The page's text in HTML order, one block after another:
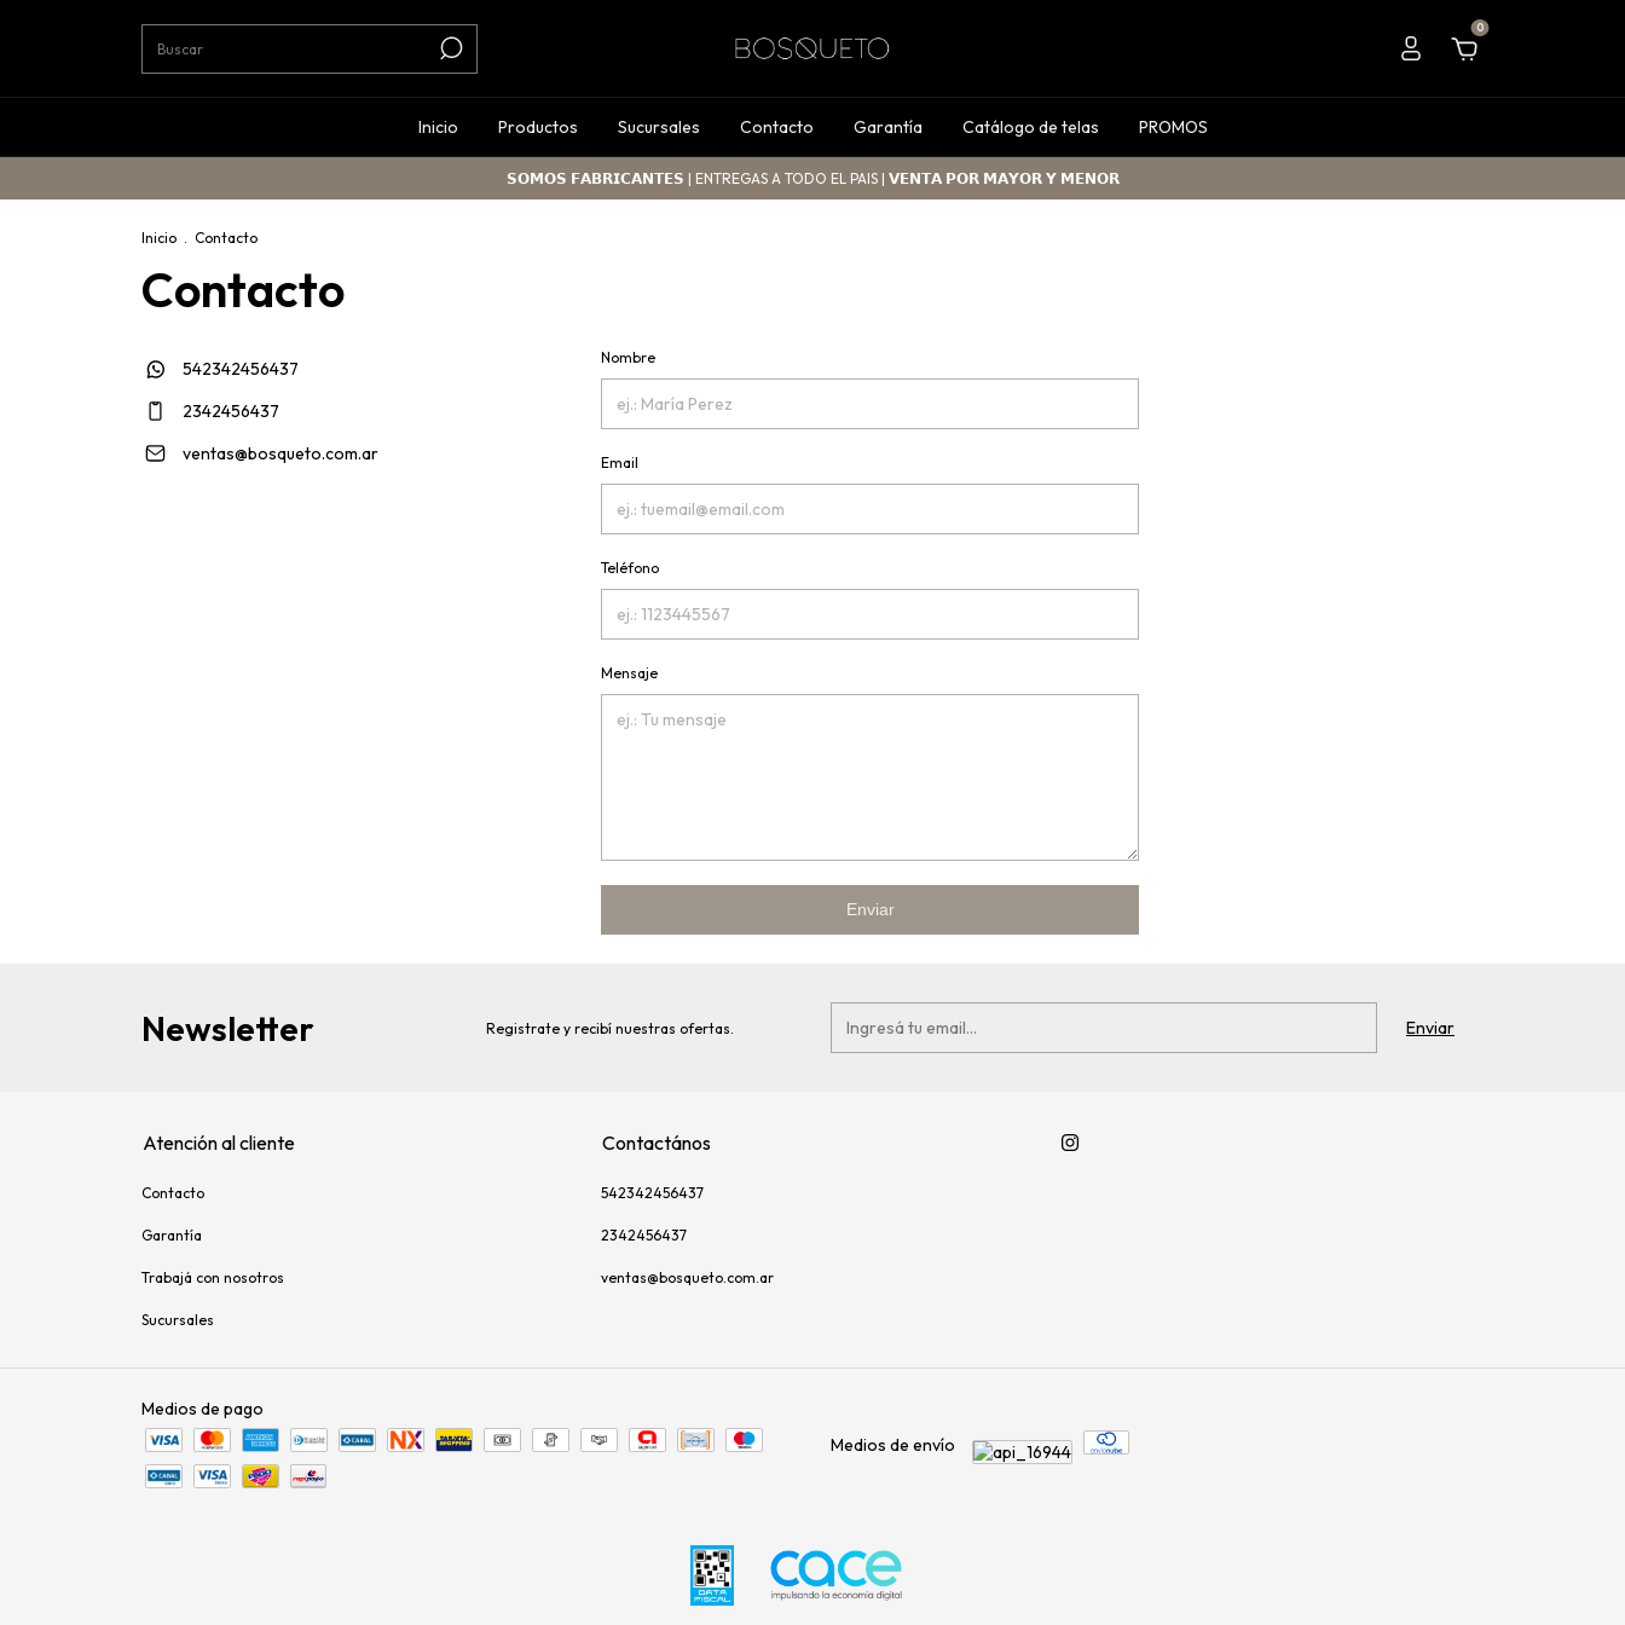
0
Inicio Productos Sucursales Contacto Garantía Catálogo de telas PROMOS
𝗦𝗢𝗠𝗢𝗦 𝗙𝗔𝗕𝗥𝗜𝗖𝗔𝗡𝗧𝗘𝗦 | ENTREGAS A TODO EL PAIS | 𝗩𝗘𝗡𝗧𝗔 𝗣𝗢𝗥 𝗠𝗔𝗬𝗢𝗥 𝗬 𝗠𝗘𝗡𝗢𝗥
Inicio . Contacto
Contacto
542342456437
2342456437
ventas@bosqueto.com.ar
Nombre
Email
Teléfono
Mensaje
Enviar
Newsletter Registrate y recibí nuestras ofertas.
Atención al cliente
Contacto
Garantía
Trabajá con nosotros
Sucursales
Contactános
542342456437
2342456437
ventas@bosqueto.com.ar
Medios de pago
Medios de envío